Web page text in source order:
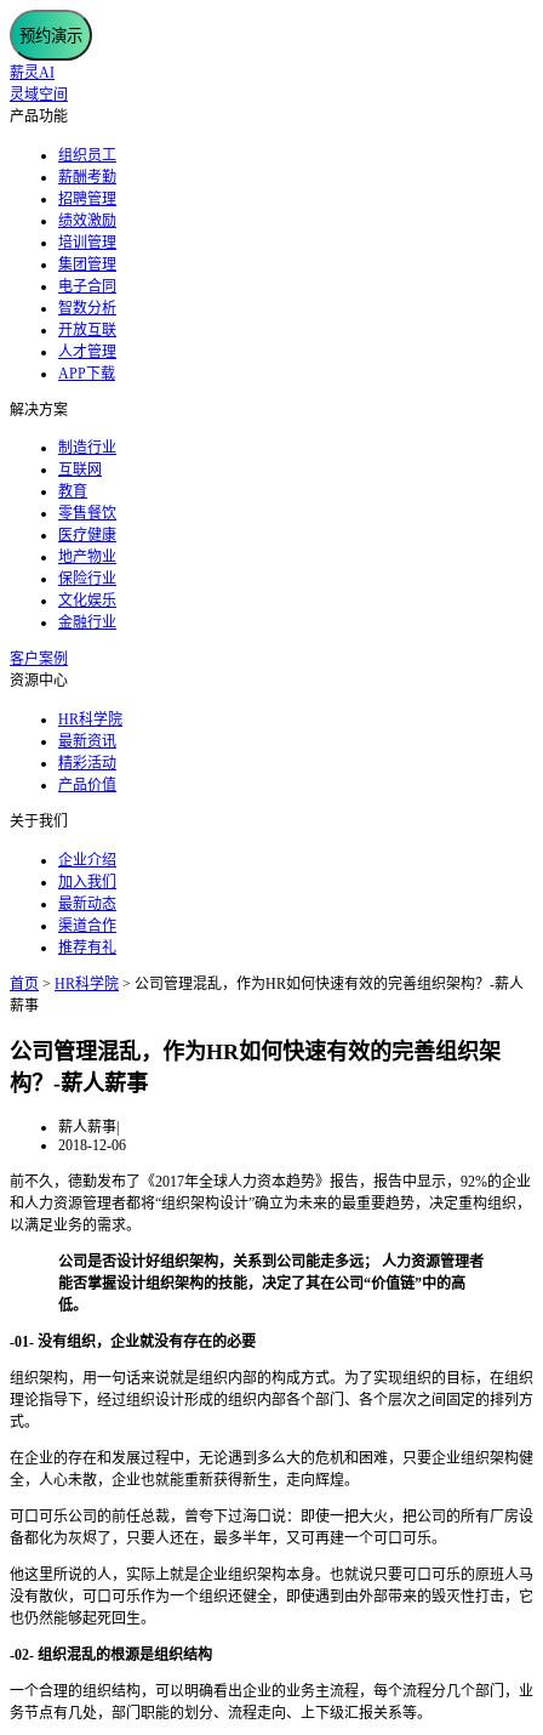
预约演示
薪灵AI
灵域空间
产品功能
组织员工
薪酬考勤
招聘管理
绩效激励
培训管理
集团管理
电子合同
智数分析
开放互联
人才管理
APP下载
解决方案
制造行业
互联网
教育
零售餐饮
医疗健康
地产物业
保险行业
文化娱乐
金融行业
客户案例
资源中心
HR科学院
最新资讯
精彩活动
产品价值
关于我们
企业介绍
加入我们
最新动态
渠道合作
推荐有礼
首页 > HR科学院 > 公司管理混乱，作为HR如何快速有效的完善组织架构？-薪人
薪事
公司管理混乱，作为HR如何快速有效的完善组织架
构？-薪人薪事
薪人薪事|
2018-12-06
前不久，德勤发布了《2017年全球人力资本趋势》报告，报告中显示，92%的企业
和人力资源管理者都将“组织架构设计”确立为未来的最重要趋势，决定重构组织，
以满足业务的需求。
公司是否设计好组织架构，关系到公司能走多远； 人力资源管理者
能否掌握设计组织架构的技能，决定了其在公司“价值链”中的高
低。
-01- 没有组织，企业就没有存在的必要
组织架构，用一句话来说就是组织内部的构成方式。为了实现组织的目标，在组织
理论指导下，经过组织设计形成的组织内部各个部门、各个层次之间固定的排列方
式。
在企业的存在和发展过程中，无论遇到多么大的危机和困难，只要企业组织架构健
全，人心未散，企业也就能重新获得新生，走向辉煌。
可口可乐公司的前任总裁，曾夸下过海口说：即使一把大火，把公司的所有厂房设
备都化为灰烬了，只要人还在，最多半年，又可再建一个可口可乐。
他这里所说的人，实际上就是企业组织架构本身。也就说只要可口可乐的原班人马
没有散伙，可口可乐作为一个组织还健全，即使遇到由外部带来的毁灭性打击，它
也仍然能够起死回生。
-02- 组织混乱的根源是组织结构
一个合理的组织结构，可以明确看出企业的业务主流程，每个流程分几个部门，业
务节点有几处，部门职能的划分、流程走向、上下级汇报关系等。